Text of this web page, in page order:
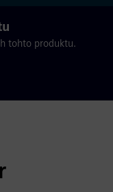
tohto produktu.